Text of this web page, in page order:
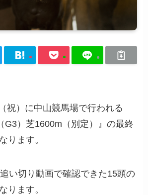
祝）に中山競馬場で行われる
G3）芝1600m（別定）』の最終
ります。
い切り動画で確認できた15頭の
ります。